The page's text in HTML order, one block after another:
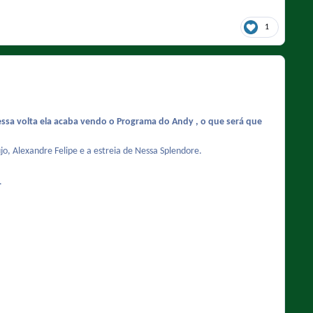
1
volta ela acaba vendo o Programa do Andy , o que será que
Alexandre Felipe e a estreia de Nessa Splendore.